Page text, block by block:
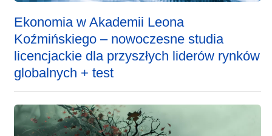
Ekonomia w Akademii Leona
Koźmińskiego – nowoczesne studia
licencjackie dla przyszłych liderów rynków
globalnych + test